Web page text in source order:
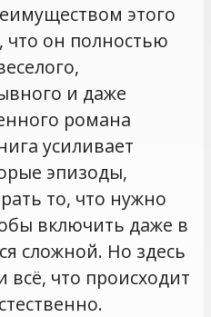
этого
что он полностью
и даже
романа
усиливает
эпизоды,
то, что нужно
включить даже в
сложной. Но здесь
всё, что происходит